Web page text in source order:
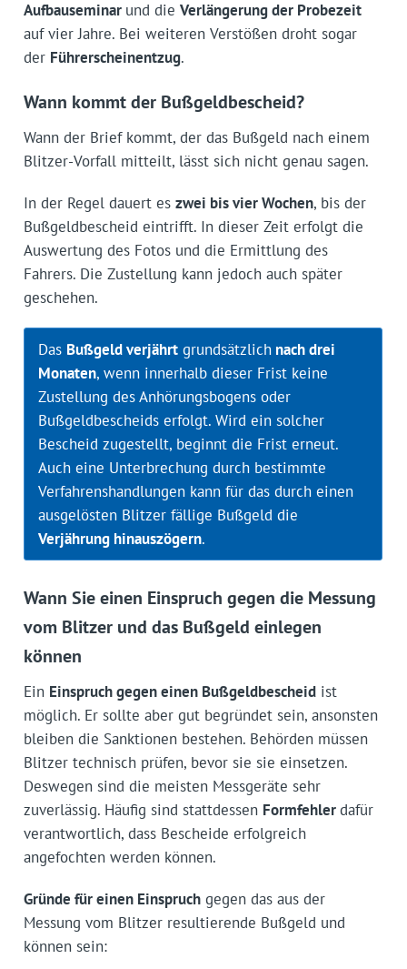
Aufbauseminar und die Verlängerung der Probezeit
auf vier Jahre. Bei weiteren Verstößen droht sogar
der Führerscheinentzug.
Wann kommt der Bußgeldbescheid?
Wann der Brief kommt, der das Bußgeld nach einem
Blitzer-Vorfall mitteilt, lässt sich nicht genau sagen.
In der Regel dauert es zwei bis vier Wochen, bis der
Bußgeldbescheid eintrifft. In dieser Zeit erfolgt die
Auswertung des Fotos und die Ermittlung des
Fahrers. Die Zustellung kann jedoch auch später
geschehen.
Das Bußgeld verjährtgrundsätzlichnach drei
Monaten, wenn innerhalb dieser Frist keine
Zustellung des Anhörungsbogens oder
Bußgeldbescheids erfolgt. Wird ein solcher
Bescheid zugestellt, beginnt die Frist erneut.
Auch eine Unterbrechung durch bestimmte
Verfahrenshandlungen kann für das durch einen
ausgelösten Blitzer fällige Bußgeld die
Verjährung hinauszögern.
Wann Sie einen Einspruch gegen die Messung
vom Blitzer und das Bußgeld einlegen
können
Ein Einspruch gegen einen Bußgeldbescheidist
möglich. Er sollte aber gut begründet sein, ansonsten
bleiben die Sanktionen bestehen. Behörden müssen
Blitzer technisch prüfen, bevor sie sie einsetzen.
Deswegen sind die meisten Messgeräte sehr
zuverlässig. Häufig sind stattdessen Formfehlerdafür
verantwortlich, dass Bescheide erfolgreich
angefochten werden können.
Gründe für einen Einspruchgegen das aus der
Messung vom Blitzer resultierende Bußgeld und
können sein: